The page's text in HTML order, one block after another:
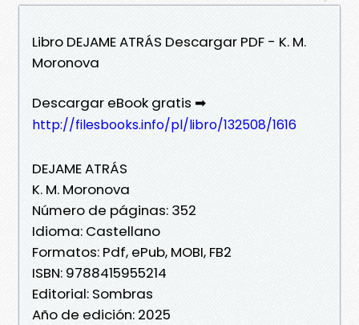
Libro DEJAME ATRÁS Descargar PDF - K. M.
Moronova
Descargar eBook gratis ➡
http://filesbooks.info/pl/libro/132508/1616
DEJAME ATRÁS
K. M. Moronova
Número de páginas: 352
Idioma: Castellano
Formatos: Pdf, ePub, MOBI, FB2
ISBN: 9788415955214
Editorial: Sombras
Año de edición: 2025